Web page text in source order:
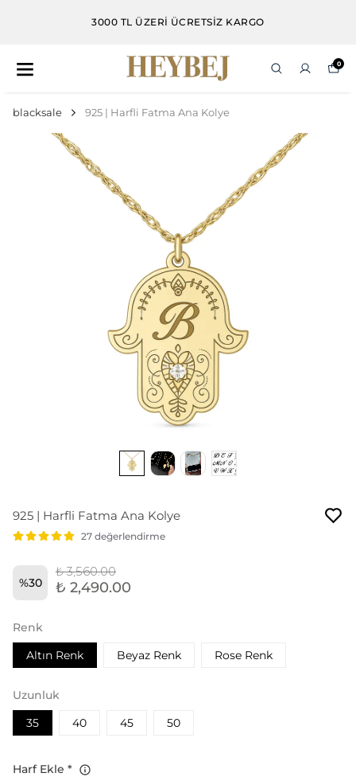
3000 TL VE ÜZERI ALIŞVERIŞLERDE DAMLA KÜPE
HEDIYE
0
blacksale 925 | Harfli Fatma Ana Kolye
925 | Harfli Fatma Ana Kolye
27 değerlendirme
%30
₺ 3,560.00
₺ 2,490.00
Renk
Altın Renk
Beyaz Renk Rose Renk
Uzunluk
35
40 45 50
Harf Ekle *